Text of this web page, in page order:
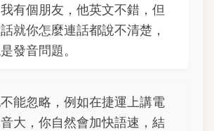
有個朋友，他英文不錯，但
就你怎麼連話都說不清楚，
發音問題。
能忽略，例如在捷運上講電
大，你自然會加快語速，結